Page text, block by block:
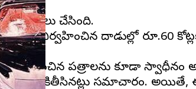
దాడులు చేసింది.
నిర్వహించిన దాడుల్లో రూ.60
పత్రాలను కూడా స్వాధీనం
వెలికితీసినట్లు సమాచారం.